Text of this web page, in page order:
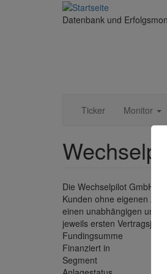
Datenbank und
Ticker Monitor
Die Wechselpilot GmbH
Kunden ohne eigenen
einen unabhängigen und
jeweils ersten
Fundingsumme
Finanziert in
Segment